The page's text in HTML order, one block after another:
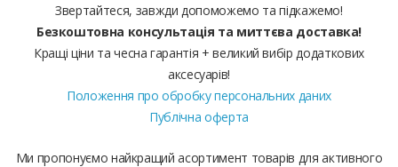
Звертайтеся, завжди допоможемо та підкажемо!
Безкоштовна консультація та миттєва доставка!
Кращі ціни та чесна гарантія + великий вибір додаткових
аксесуарів!
Положення про обробку персональних даних
Публічна оферта
Ми пропонуємо найкращий асортимент товарів для активного